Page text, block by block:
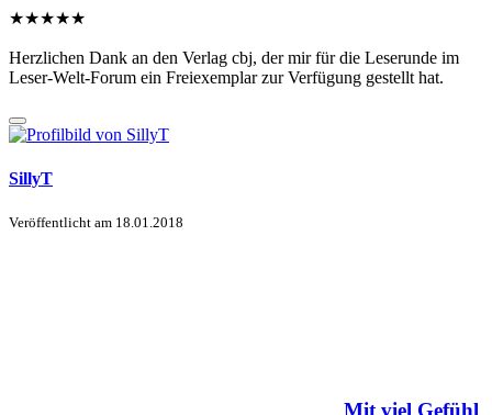
★★★★★
Herzlichen Dank an den Verlag cbj, der mir für die Leserunde im
Leser-Welt-Forum ein Freiexemplar zur Verfügung gestellt hat.
SillyT
Veröffentlicht am 18.01.2018
Mit viel Gefühl